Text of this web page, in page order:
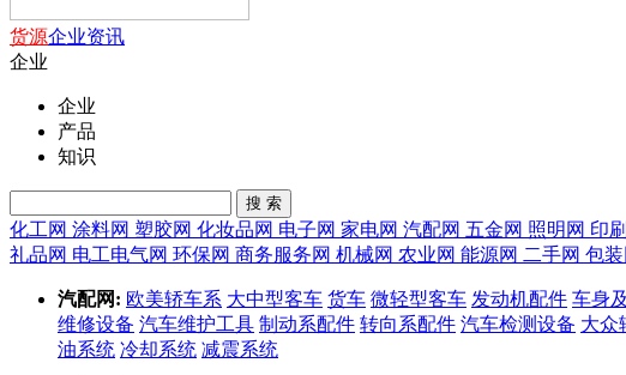
货源企业资讯
企业
企业
产品
知识
搜 索
化工网 涂料网 塑胶网 化妆品网 电子网 家电网 汽配网 五金网 照明网 印
礼品网 电工电气网 环保网 商务服务网 机械网 农业网 能源网 二手网 包装
汽配网: 欧美轿车系 大中型客车 货车 微轻型客车 发动机配件 车身
维修设备 汽车维护工具 制动系配件 转向系配件 汽车检测设备 大众
油系统 冷却系统 减震系统